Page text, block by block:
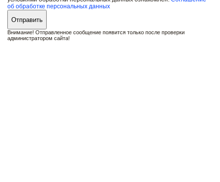
об обработке персональных данных
Внимание! Отправленное сообщение появится только после проверки
администратором сайта!